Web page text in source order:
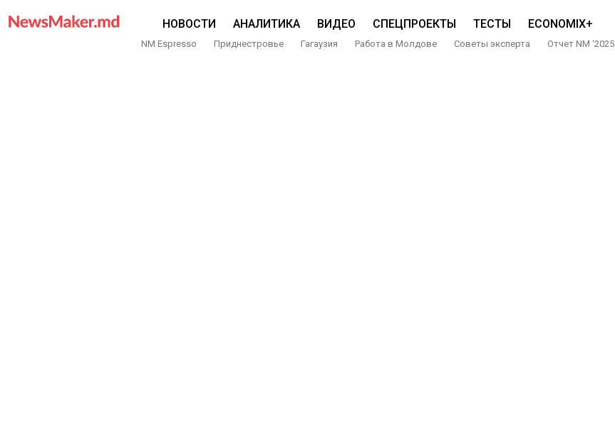
НОВОСТИ АНАЛИТИКА ВИДЕО СПЕЦПРОЕКТЫ ТЕСТЫ ECONOMIX+
NM Espresso Приднестровье Гагаузия Работа в Молдове Советы эксперта Отчет NM ‘2025